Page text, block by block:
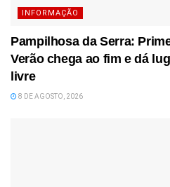
INFORMAÇÃO
Pampilhosa da Serra:
Verão chega ao fim e dá
livre
8 DE AGOSTO, 2026